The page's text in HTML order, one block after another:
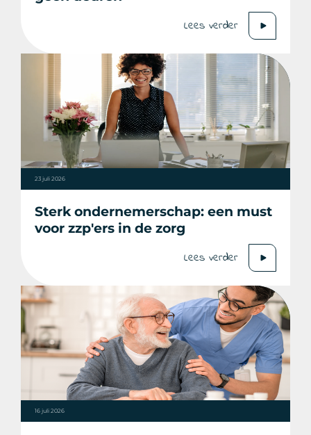
Lees verder
23 juli 2026
Sterk ondernemerschap: een must
voor zzp'ers in de zorg
Lees verder
16 juli 2026